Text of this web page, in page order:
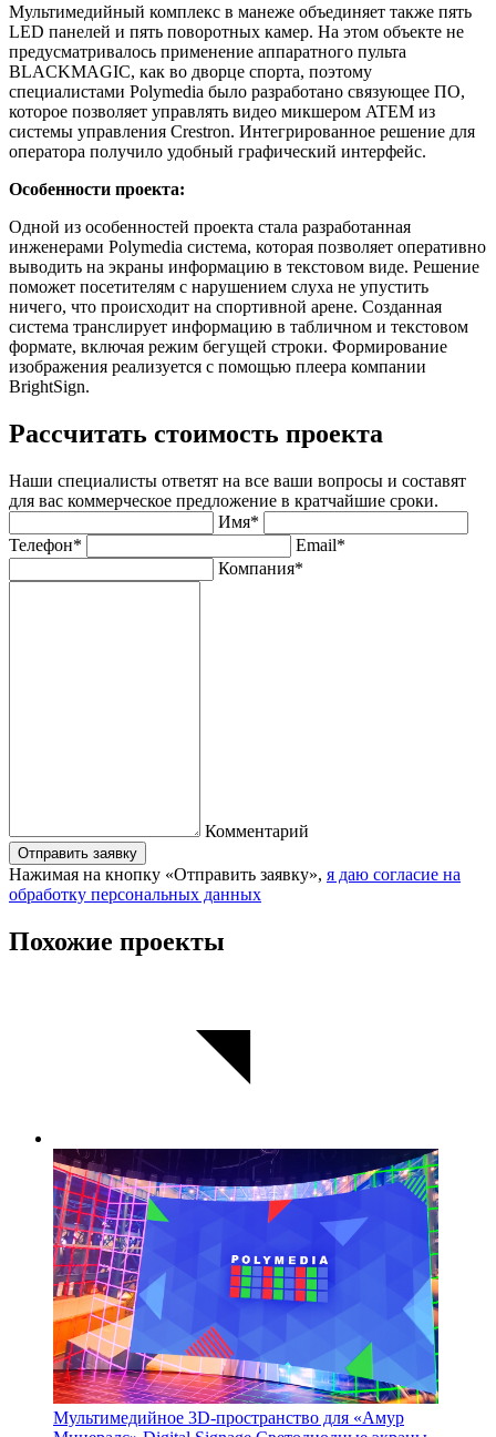
Мультимедийный комплекс в манеже объединяет также пять
LED панелей и пять поворотных камер. На этом объекте не
предусматривалось применение аппаратного пульта
BLACKMAGIC, как во дворце спорта, поэтому
специалистами Polymedia было разработано связующее ПО,
которое позволяет управлять видео микшером ATEM из
системы управления Crestron. Интегрированное решение для
оператора получило удобный графический интерфейс.
Особенности проекта:
Одной из особенностей проекта стала разработанная
инженерами Polymedia система, которая позволяет оперативно
выводить на экраны информацию в текстовом виде. Решение
поможет посетителям с нарушением слуха не упустить
ничего, что происходит на спортивной арене. Созданная
система транслирует информацию в табличном и текстовом
формате, включая режим бегущей строки. Формирование
изображения реализуется с помощью плеера компании
BrightSign.
Рассчитать стоимость проекта
Наши специалисты ответят на все ваши вопросы и составят
для вас коммерческое предложение в кратчайшие сроки.
Имя*
Телефон*
Email*
Компания*
Комментарий
Отправить заявку
Нажимая на кнопку «Отправить заявку», я даю согласие на
обработку персональных данных
Похожие проекты
Мультимедийное 3D-пространство для «Амур